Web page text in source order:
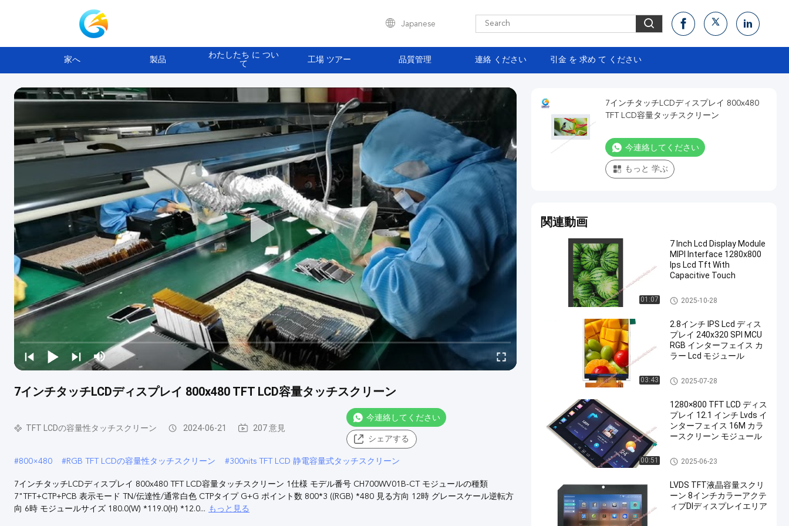
Japanese
家へ 製品
わたしたち に つい
て
工場 ツアー 品質管理 連絡 ください 引金 を 求め て ください
7インチタッチLCDディスプレイ 800x480 TFT LCD容量タッチスクリーン
TFT LCDの容量性タッチスクリーン 2024-06-21 207 意見
今連絡してください
シェアする
#800×480 #RGB TFT LCDの容量性タッチスクリーン #300nits TFT LCD 静電容量式タッチスクリーン
7インチタッチLCDディスプレイ 800x480 TFT LCD容量タッチスクリーン 1仕様 モデル番号 CH700WV01B-CT モジュールの種類
7"TFT+CTP+PCB 表示モード TN/伝達性/通常白色 CTPタイプ G+G ポイント数 800*3 ((RGB) *480 見る方向 12時 グレースケール逆転方
向 6時 モジュールサイズ 180.0(W) *119.0(H) *12.0... もっと見る
7インチタッチLCDディスプレイ 800x480
TFT LCD容量タッチスクリーン
今連絡してください
もっと 学ぶ
関連動画
01:07
7 Inch Lcd Display Module
MIPI Interface 1280x800
Ips Lcd Tft With
Capacitive Touch
TFT LCD ディスプレイ
2025-10-28
03:43
2.8インチ IPS Lcd ディス
プレイ 240x320 SPI MCU
RGB インターフェイス カ
ラー Lcd モジュール
表示IPSのLCD
2025-07-28
00:51
1280×800 TFT LCD ディス
プレイ 12.1 インチ Lvds イ
ンターフェイス 16M カラ
ースクリーン モジュール
TFT LCD ディスプレイ
2025-06-23
LVDS TFT液晶容量スクリ
ーン 8インチカラーアクテ
ィブDIディスプレイエリア